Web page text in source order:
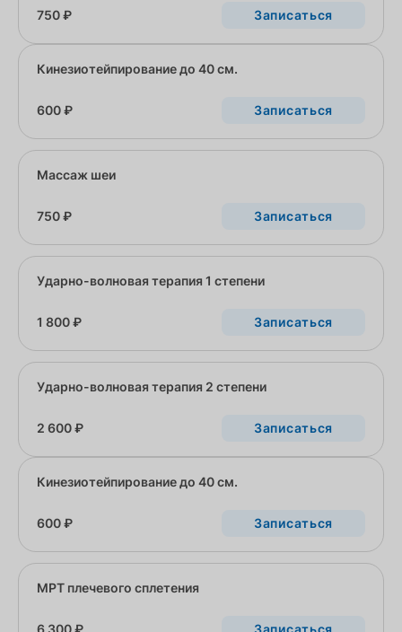
750 ₽ Записаться
Кинезиотейпирование до 40 см.
600 ₽ Записаться
Массаж шеи
750 ₽ Записаться
Ударно-волновая терапия 1 степени
1 800 ₽ Записаться
Ударно-волновая терапия 2 степени
2 600 ₽ Записаться
Кинезиотейпирование до 40 см.
600 ₽ Записаться
МРТ плечевого сплетения
6 300 ₽ Записаться